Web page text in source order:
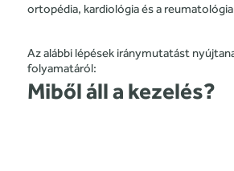
ortopédia, kardiológia és a
Az alábbi lépések iránymutatást
folyamatáról:
Miből áll a kezelés?